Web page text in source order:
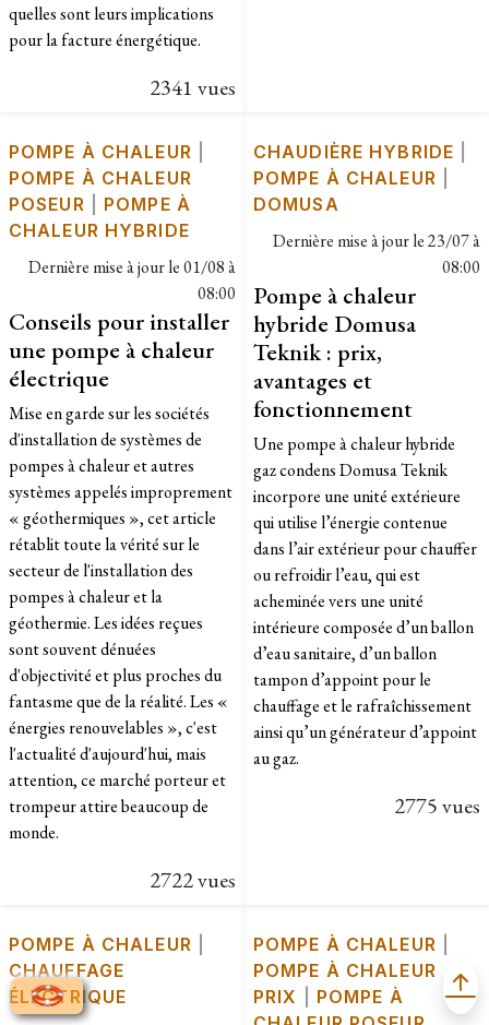
quelles sont leurs implications
pour la facture énergétique.
2341 vues
POMPE À CHALEUR
POMPE À CHALEUR
POSEUR
POMPE À
CHALEUR HYBRIDE
Dernière mise à jour le01/08 à
08:00
Conseils pour installer
une pompe à chaleur
électrique
Mise en garde sur les sociétés
d'installation de systèmes de
pompes à chaleur et autres
systèmes appelés improprement
« géothermiques », cet article
rétablit toute la vérité sur le
secteur de l'installation des
pompes à chaleur et la
géothermie. Les idées reçues
sont souvent dénuées
d'objectivité et plus proches du
fantasme que de la réalité. Les «
énergies renouvelables », c'est
l'actualité d'aujourd'hui, mais
attention, ce marché porteur et
trompeur attire beaucoup de
monde.
2722 vues
CHAUDIÈRE HYBRIDE
POMPE À CHALEUR
DOMUSA
Dernière mise à jour le23/07 à
08:00
Pompe à chaleur
hybride Domusa
Teknik : prix,
avantages et
fonctionnement
Une pompe à chaleur hybride
gaz condens Domusa Teknik
incorpore une unité extérieure
qui utilise l’énergie contenue
dans l’air extérieur pour chauffer
ou refroidir l’eau, qui est
acheminée vers une unité
intérieure composée d’un ballon
d’eau sanitaire, d’un ballon
tampon d’appoint pour le
chauffage et le rafraîchissement
ainsi qu’un générateur d’appoint
au gaz.
2775 vues
POMPE À CHALEUR
CHAUFFAGE
ÉLECTRIQUE
POMPE À CHALEUR
POMPE À CHALEUR
PRIX
POMPE À